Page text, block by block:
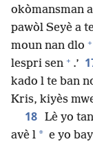
okòmansman
pawòl Seyè a
moun nan dlo +
lespri sen + .’
kado l te ban
Kris, kiyès
18 Lè yo
avè l * e yo